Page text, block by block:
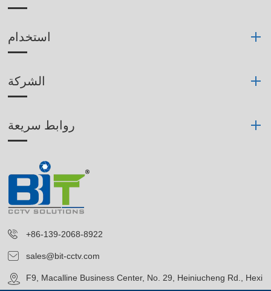
استخدام
الشركة
روابط سريعة
+86-139-2068-8922
sales@bit-cctv.com
F9, Macalline Business Center, No. 29, Heiniucheng Rd., Hexi